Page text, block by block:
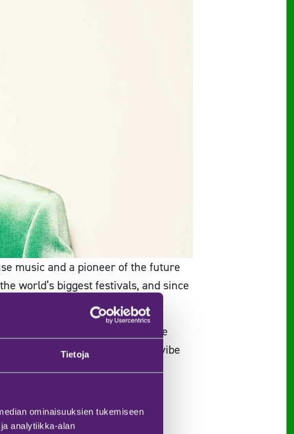
Tietoja
ominaisuuksien tukemiseen
analytiikka-alan
music and a pioneer of the future
world’s biggest festivals, and since
DJ sets that keep dance
grooves and the festival vibe